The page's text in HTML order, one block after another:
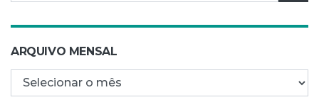
ARQUIVO MENSAL
Arquivo mensal